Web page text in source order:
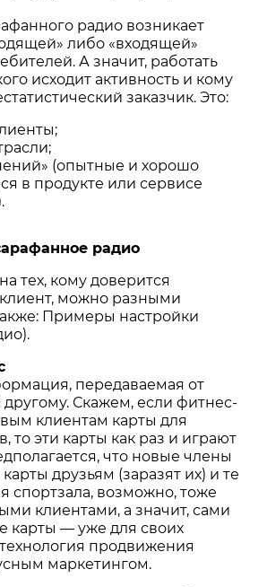
радио возникает
либо «входящей»
А значит, работать
исходит активность и кому
заказчик. Это:
(опытные и хорошо
в продукте или сервисе
радио
тех, кому доверится
можно разными
Примеры настройки
передаваемая от
другому. Скажем, если фитнес-
клиентам карты для
то эти карты как раз и играют
что новые члены
друзьям (заразят их) и те
спортзала, возможно, тоже
клиентами, а значит, сами
карты — уже для своих
продвижения
маркетингом.